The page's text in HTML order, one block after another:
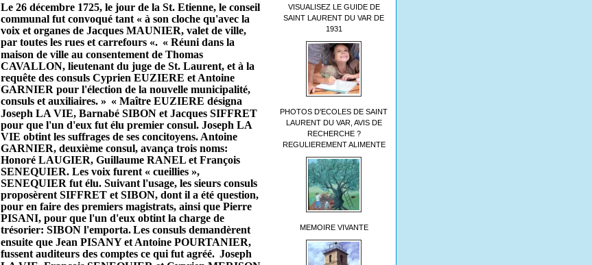
VISUALISEZ LE GUIDE DE
SAINT LAURENT DU VAR DE
1931
PHOTOS D'ECOLES DE SAINT
LAURENT DU VAR, AVIS DE
RECHERCHE ?
REGULIEREMENT ALIMENTE
MEMOIRE VIVANTE
Le 26 décembre 1725, le jour de la St. Etienne, le conseil
communal fut convoqué tant « à son cloche qu'avec la
voix et organes de Jacques MAUNIER, valet de ville,
par toutes les rues et carrefours «. « Réuni dans la
maison de ville au consentement de Thomas
CAVALLON, lieutenant du juge de St. Laurent, et à la
requête des consuls Cyprien EUZIERE et Antoine
GARNIER pour l'élection de la nouvelle municipalité,
consuls et auxiliaires. » « Maître EUZIERE désigna
Joseph LA VIE, Barnabé SIBON et Jacques SIFFRET
pour que l'un d'eux fut élu premier consul. Joseph LA
VIE obtint les suffrages de ses concitoyens. Antoine
GARNIER, deuxième consul, avança trois noms:
Honoré LAUGIER, Guillaume RANEL et François
SENEQUIER. Les voix furent « cueillies »,
SENEQUIER fut élu. Suivant l'usage, les sieurs consuls
proposèrent SIFFRET et SIBON, dont il a été question,
pour en faire des premiers magistrats, ainsi que Pierre
PISANI, pour que l'un d'eux obtint la charge de
trésorier: SIBON l'emporta. Les consuls demandèrent
ensuite que Jean PISANY et Antoine POURTANIER,
fussent auditeurs des comptes ce qui fut agréé. Joseph